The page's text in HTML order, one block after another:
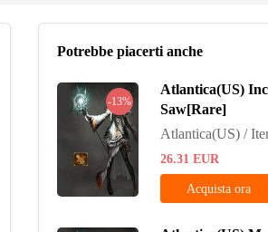
Potrebbe piacerti anche
-13%
Atlantica(US)
Saw[Rare]
Atlantica(US) /
26.31 EUR
Acquista ora